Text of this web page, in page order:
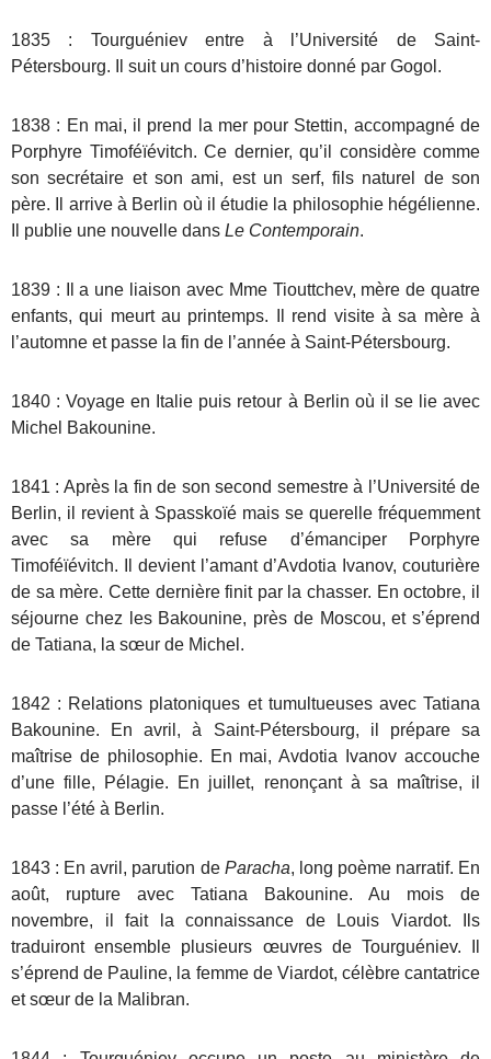
1835 : Tourguéniev entre à l’Université de Saint-
Pétersbourg. Il suit un cours d’histoire donné par Gogol.
1838 : En mai, il prend la mer pour Stettin, accompagné de
Porphyre Timoféïévitch. Ce dernier, qu’il considère comme
son secrétaire et son ami, est un serf, fils naturel de son
père. Il arrive à Berlin où il étudie la philosophie hégélienne.
Il publie une nouvelle dans Le Contemporain.
1839 : Il a une liaison avec Mme Tiouttchev, mère de quatre
enfants, qui meurt au printemps. Il rend visite à sa mère à
l’automne et passe la fin de l’année à Saint-Pétersbourg.
1840 : Voyage en Italie puis retour à Berlin où il se lie avec
Michel Bakounine.
1841 : Après la fin de son second semestre à l’Université de
Berlin, il revient à Spasskoïé mais se querelle fréquemment
avec sa mère qui refuse d’émanciper Porphyre
Timoféïévitch. Il devient l’amant d’Avdotia Ivanov, couturière
de sa mère. Cette dernière finit par la chasser. En octobre, il
séjourne chez les Bakounine, près de Moscou, et s’éprend
de Tatiana, la sœur de Michel.
1842 : Relations platoniques et tumultueuses avec Tatiana
Bakounine. En avril, à Saint-Pétersbourg, il prépare sa
maîtrise de philosophie. En mai, Avdotia Ivanov accouche
d’une fille, Pélagie. En juillet, renonçant à sa maîtrise, il
passe l’été à Berlin.
1843 : En avril, parution de Paracha, long poème narratif. En
août, rupture avec Tatiana Bakounine. Au mois de
novembre, il fait la connaissance de Louis Viardot. Ils
traduiront ensemble plusieurs œuvres de Tourguéniev. Il
s’éprend de Pauline, la femme de Viardot, célèbre cantatrice
et sœur de la Malibran.